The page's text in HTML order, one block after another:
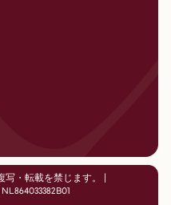
・転載を禁じます。